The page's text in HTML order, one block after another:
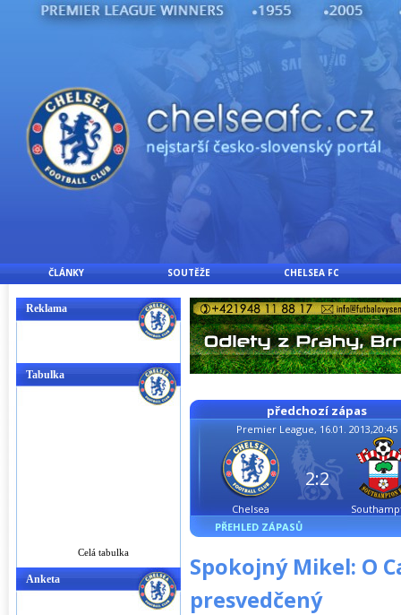
ČLÁNKY SOUTĚŽE CHELSEA FC
předchozí zápas
Premier League, 16.01. 2013,20:45
Chelsea
2:2
PŘEHLED ZÁPASŮ
Spokojný Mikel: O
presvedčený
Reklama
Tabulka
Celá tabulka
Anketa